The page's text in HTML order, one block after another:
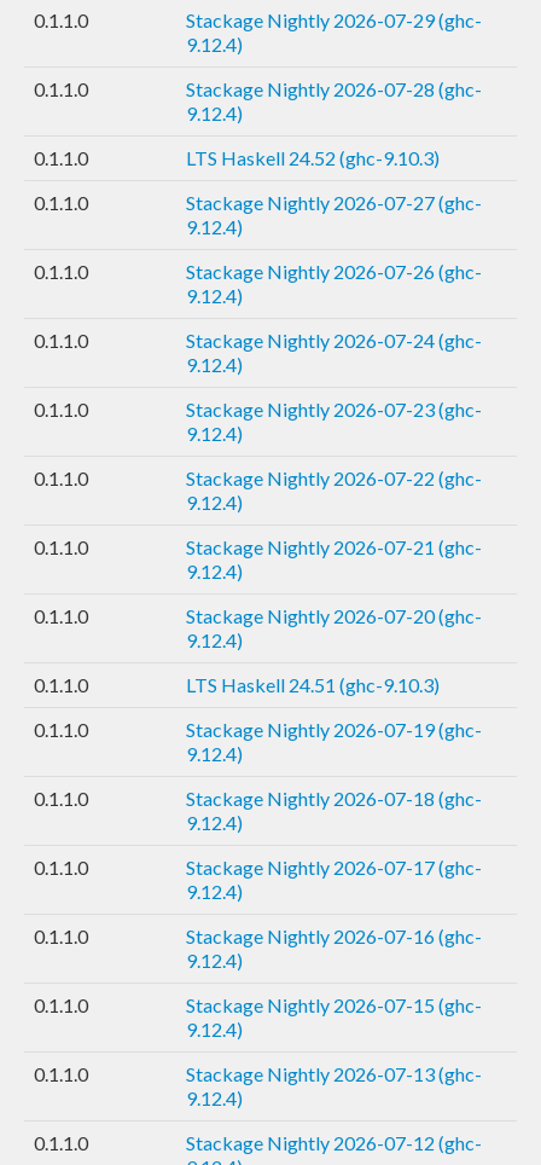
0.1.1.0
Stackage Nightly 2026-07-29 (ghc-
9.12.4)
0.1.1.0
Stackage Nightly 2026-07-28 (ghc-
9.12.4)
0.1.1.0
LTS Haskell 24.52 (ghc-9.10.3)
0.1.1.0
Stackage Nightly 2026-07-27 (ghc-
9.12.4)
0.1.1.0
Stackage Nightly 2026-07-26 (ghc-
9.12.4)
0.1.1.0
Stackage Nightly 2026-07-24 (ghc-
9.12.4)
0.1.1.0
Stackage Nightly 2026-07-23 (ghc-
9.12.4)
0.1.1.0
Stackage Nightly 2026-07-22 (ghc-
9.12.4)
0.1.1.0
Stackage Nightly 2026-07-21 (ghc-
9.12.4)
0.1.1.0
Stackage Nightly 2026-07-20 (ghc-
9.12.4)
0.1.1.0
LTS Haskell 24.51 (ghc-9.10.3)
0.1.1.0
Stackage Nightly 2026-07-19 (ghc-
9.12.4)
0.1.1.0
Stackage Nightly 2026-07-18 (ghc-
9.12.4)
0.1.1.0
Stackage Nightly 2026-07-17 (ghc-
9.12.4)
0.1.1.0
Stackage Nightly 2026-07-16 (ghc-
9.12.4)
0.1.1.0
Stackage Nightly 2026-07-15 (ghc-
9.12.4)
0.1.1.0
Stackage Nightly 2026-07-13 (ghc-
9.12.4)
0.1.1.0
Stackage Nightly 2026-07-12 (ghc-